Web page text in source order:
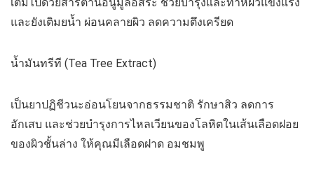
และยังเติมยน้ำ ผ่อนคลายผิว ลดความตึงเครียด
น้ำมันทรีที (Tea Tree Extract)
เป็นยาปฏิชีวนะอ่อนโยนจากธรรมชาติ รักษาสิว ลดการ
อักเสบ และช่วยบำรุงการไหลเวียนของโลหิตในเส้นเลือดฝอย
ของผิวชั้นล่าง ให้คุณมีเลือดฝาด อมชมพู